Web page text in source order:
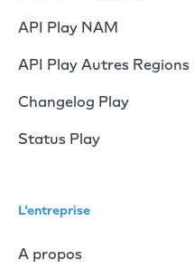
API Play NAM
API Play Autres Regions
Changelog Play
Status Play
L'entreprise
A propos